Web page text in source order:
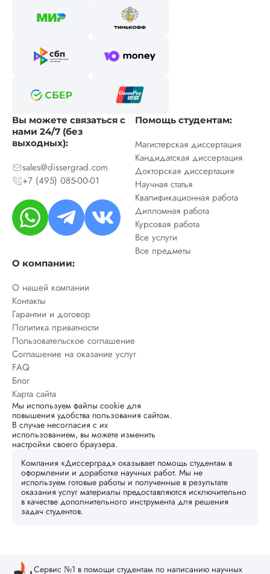
Вы можете связаться с
нами 24/7 (без
выходных):
sales@dissergrad.com
+7 (495) 085-00-01
Помощь студентам:
Магистерская диссертация
Кандидатская диссертация
Докторская диссертация
Научная статья
Квалификационная работа
Дипломная работа
Курсовая работа
Все услуги
Все предметы
О компании:
О нашей компании
Контакты
Гарантии и договор
Политика приватности
Пользовательское соглашение
Соглашение на оказание услуг
FAQ
Блог
Карта сайта
Мы используем файлы cookie для
повышения удобства пользования сайтом.
В случае несогласия с их
использованием, вы можете изменить
настройки своего браузера.
Компания «Диссерград» оказывает помощь студентам в
оформлении и доработке научных работ. Мы не
используем готовые работы и полученные в результате
оказания услуг материалы предоставляются исключительно
в качестве дополнительного инструмента для решения
задач студентов.
Сервис №1 в помощи студентам по написанию научных